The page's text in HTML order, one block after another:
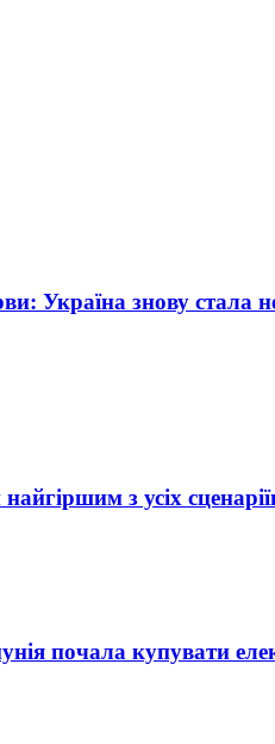
Україна знову стала
з усіх
почала купувати